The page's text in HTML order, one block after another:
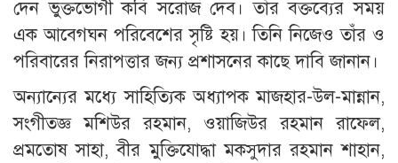
দেন ভুক্তভোগী কবি সরোজ দেব। তাঁর বক্তব্যের সময়
এক আবেগঘন পরিবেশের সৃষ্টি হয়। তিনি নিজেও তাঁর ও
পরিবারের নিরাপত্তার জন্য প্রশাসনের কাছে দাবি জানান।
অন্যান্যের মধ্যে সাহিত্যিক অধ্যাপক মাজহার-উল-মান্নান,
সংগীতজ্ঞ মশিউর রহমান, ওয়াজিউর রহমান রাফেল,
প্রমতোষ সাহা, বীর মুক্তিযোদ্ধা মকসুদার রহমান শাহান,